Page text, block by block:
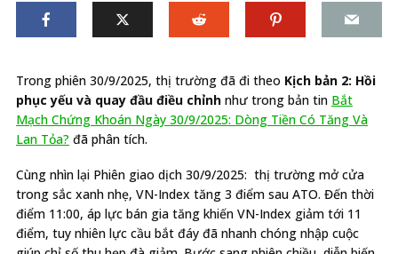
Trong phiên 30/9/2025, thị trường đã đi theo Kịch bản 2: Hồi
phục yếu và quay đầu điều chỉnh như trong bản tin Bắt
Mạch Chứng Khoán Ngày 30/9/2025: Dòng Tiền Có Tăng Và
Lan Tỏa? đã phân tích.
Cùng nhìn lại Phiên giao dịch 30/9/2025: thị trường mở cửa
trong sắc xanh nhẹ, VN-Index tăng 3 điểm sau ATO. Đến thời
điểm 11:00, áp lực bán gia tăng khiến VN-Index giảm tới 11
điểm, tuy nhiên lực cầu bắt đáy đã nhanh chóng nhập cuộc